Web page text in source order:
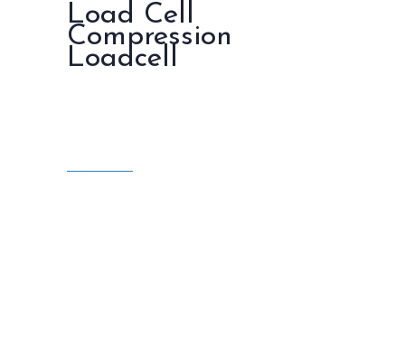
Load Cell
Compression
Loadcell